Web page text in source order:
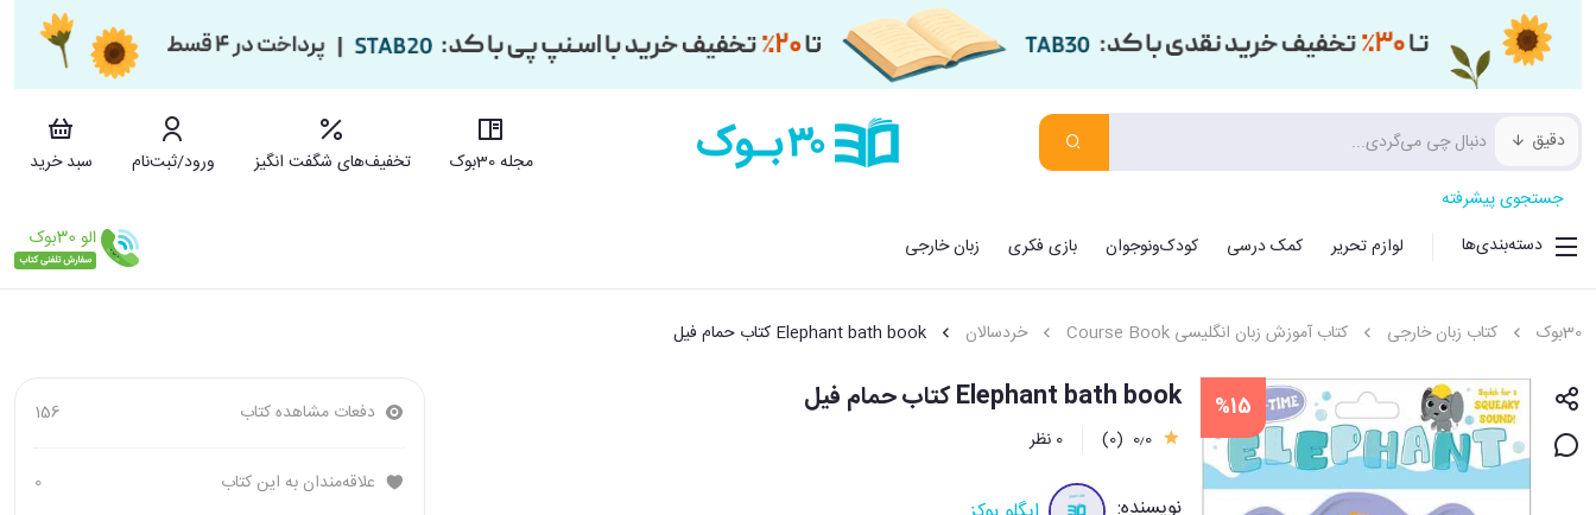
دقیق
مجله 30بوک تخفیف‌های شگفت انگیز ورود/ثبت‌نام
سبد خرید
جستجوی پیشرفته
دسته‌بندی‌ها
لوازم تحریر کمک درسی کودک‌ونوجوان بازی فکری زبان خارجی
30بوک کتاب زبان خارجی کتاب آموزش زبان انگلیسی Course Book خردسالان Elephant bath book کتاب حمام فیل
%15 Elephant bath book کتاب حمام فیل
0٫0 (0) 0 نظر
دفعات مشاهده کتاب 156
علاقه‌مندان به این کتاب 0